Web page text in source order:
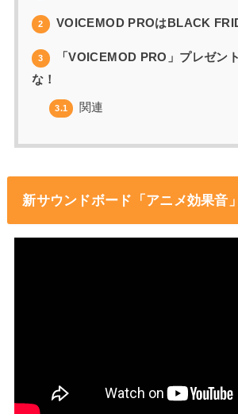
2 VOICEMOD PROはBLACK
3
「VOICEMOD PRO」プレゼン
な！
3.1 関連
新サウンドボード「アニメ効果音」